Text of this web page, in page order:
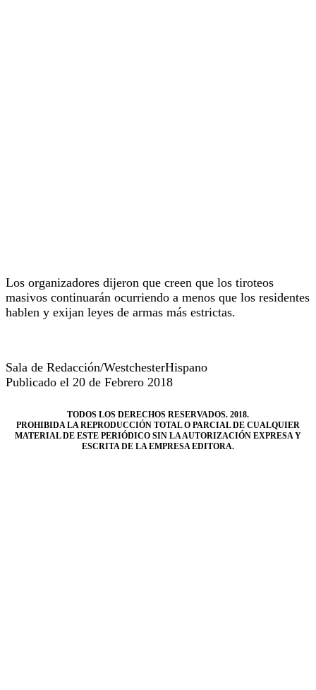
Los organizadores dijeron que creen que los tiroteos
masivos continuarán ocurriendo a menos que los residentes
hablen y exijan leyes de armas más estrictas.
Sala de Redacción/WestchesterHispano
Publicado el 20 de Febrero 2018
TODOS LOS DERECHOS RESERVADOS. 2018.
PROHIBIDA LA REPRODUCCIÓN TOTAL O PARCIAL DE CUALQUIER
MATERIAL DE ESTE PERIÓDICO SIN LA AUTORIZACIÓN EXPRESA Y
ESCRITA DE LA EMPRESA EDITORA.